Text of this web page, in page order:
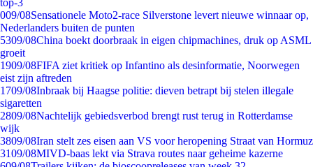
top-3
009/08Sensationele Moto2-race Silverstone levert nieuwe winnaar op,
Nederlanders buiten de punten
5309/08China boekt doorbraak in eigen chipmachines, druk op ASML
groeit
1909/08FIFA ziet kritiek op Infantino als desinformatie, Noorwegen
eist zijn aftreden
1709/08Inbraak bij Haagse politie: dieven betrapt bij stelen illegale
sigaretten
2809/08Nachtelijk gebiedsverbod brengt rust terug in Rotterdamse
wijk
3809/08Iran stelt zes eisen aan VS voor heropening Straat van Hormuz
3109/08MIVD-baas lekt via Strava routes naar geheime kazerne